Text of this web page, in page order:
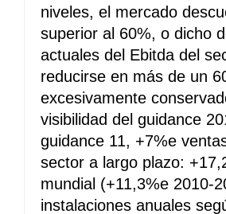
niveles, el mercado
superior al 60%, o dicho
actuales del Ebitda del
reducirse en más de un
excesivamente
visibilidad del guidance
guidance 11, +7%e
sector a largo plazo:
mundial (+11,3%e 2010-
instalaciones anuales